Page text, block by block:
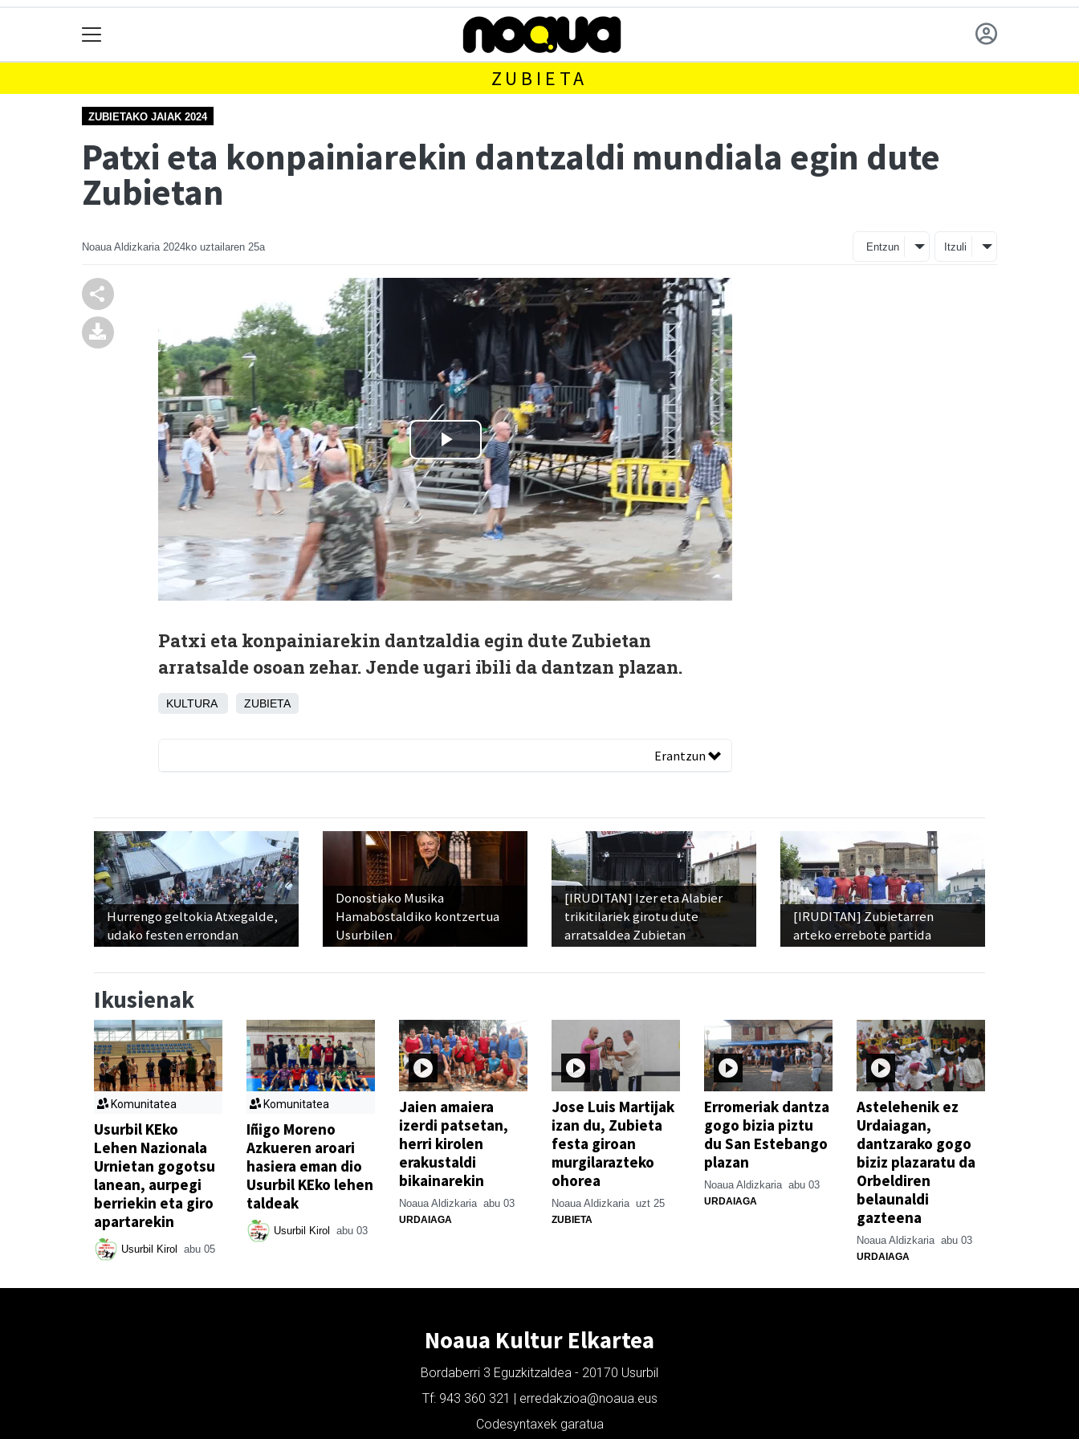
ZUBIETA
ZUBIETAKO JAIAK 2024
Patxi eta konpainiarekin dantzaldi mundiala egin dute
Zubietan
Noaua Aldizkaria 2024ko uztailaren 25a Entzun Itzuli
Patxi eta konpainiarekin dantzaldia egin dute Zubietan
arratsalde osoan zehar. Jende ugari ibili da dantzan plazan.
KULTURA ZUBIETA
Erantzun
Hurrengo geltokia Atxegalde,
udako festen errondan
Donostiako Musika
Hamabostaldiko kontzertua
Usurbilen
[IRUDITAN] Izer eta Alabier
trikitilariek girotu dute
arratsaldea Zubietan
[IRUDITAN] Zubietarren
arteko errebote partida
Ikusienak
Komunitatea
Usurbil KEko
Lehen Nazionala
Urnietan gogotsu
lanean, aurpegi
berriekin eta giro
apartarekin
Usurbil Kirol abu 05
Komunitatea
Iñigo Moreno
Azkueren aroari
hasiera eman dio
Usurbil KEko lehen
taldeak
Usurbil Kirol abu 03
Jaien amaiera
izerdi patsetan,
herri kirolen
erakustaldi
bikainarekin
Noaua Aldizkaria abu 03
URDAIAGA
Jose Luis Martijak
izan du, Zubieta
festa giroan
murgilarazteko
ohorea
Noaua Aldizkaria uzt 25
ZUBIETA
Erromeriak dantza
gogo bizia piztu
du San Estebango
plazan
Noaua Aldizkaria abu 03
URDAIAGA
Astelehenik ez
Urdaiagan,
dantzarako gogo
biziz plazaratu da
Orbeldiren
belaunaldi
gazteena
Noaua Aldizkaria abu 03
URDAIAGA
Noaua Kultur Elkartea
Bordaberri 3 Eguzkitzaldea - 20170 Usurbil
Tf: 943 360 321 | erredakzioa@noaua.eus
Codesyntaxek garatua